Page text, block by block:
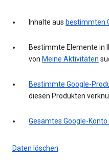
Inhalte aus bestimmten
Bestimmte Elemente in
von Meine Aktivitäten
Bestimmte Google-
diesen Produkten
Gesamtes Google-Konto
Daten löschen